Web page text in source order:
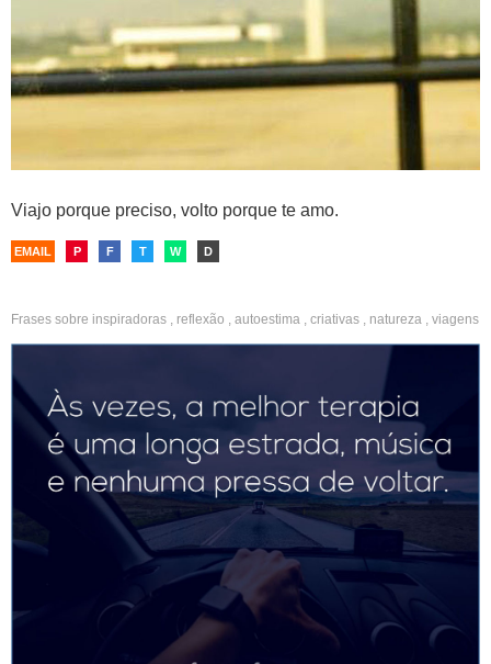
Viajo porque preciso, volto porque te amo.
EMAIL P F T W D
Frases sobre inspiradoras , reflexão , autoestima , criativas , natureza , viagens